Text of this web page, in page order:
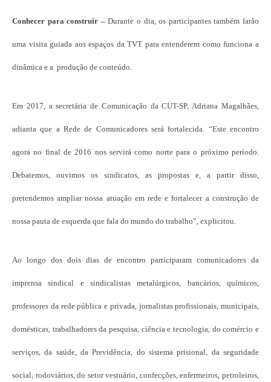
Conhecer para construir –Durante o dia, os participantes também farão
uma visita guiada aos espaços da TVT para entenderem como funciona a
dinâmica e a produção de conteúdo.
Em 2017, a secretária de Comunicação da CUT-SP, Adriana Magalhães,
adianta que a Rede de Comunicadores será fortalecida. “Este encontro
agora no final de 2016 nos servirá como norte para o próximo período.
Debatemos, ouvimos os sindicatos, as propostas e, a partir disso,
pretendemos ampliar nossa atuação em rede e fortalecer a construção de
nossa pauta de esquerda que fala do mundo do trabalho”, explicitou.
Ao longo dos dois dias de encontro participaram comunicadores da
imprensa sindical e sindicalistas metalúrgicos, bancários, químicos,
professores da rede pública e privada, jornalistas profissionais, municipais,
domésticas, trabalhadores da pesquisa, ciência e tecnologia, do comércio e
serviços, da saúde, da Previdência, do sistema prisional, da seguridade
social, rodoviários, do setor vestuário, confecções, enfermeiros, petroleiros,